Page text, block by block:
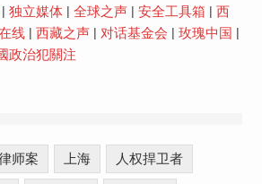
| 独立媒体| 全球之声| 安全工具箱 | 西
线| 西藏之声| 对话基金会 | 玫瑰中国 |
政治犯關注
师案 上海 人权捍卫者